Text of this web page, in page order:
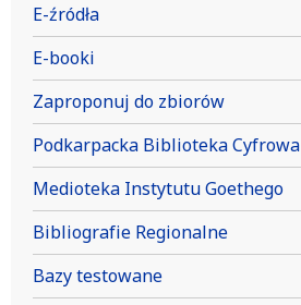
E-źródła
E-booki
Zaproponuj do zbiorów
Podkarpacka Biblioteka Cyfrowa
Medioteka Instytutu Goethego
Bibliografie Regionalne
Bazy testowane